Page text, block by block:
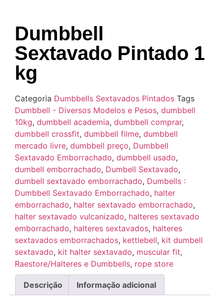
Dumbbell
Sextavado Pintado 1
kg
Categoria Dumbbells Sextavados Pintados Tags
Dumbbell - Diversos Modelos e Pesos, dumbbell
10kg, dumbbell academia, dumbbell comprar,
dumbbell crossfit, dumbbell filme, dumbbell
mercado livre, dumbbell preço, Dumbbell
Sextavado Emborrachado, dumbbell usado,
dumbell emborrachado, Dumbell Sextavado,
dumbell sextavado emborrachado, Dumbells :
Dumbbell Sextavado Emborrachado, halter
emborrachado, halter sextavado emborrachado,
halter sextavado vulcanizado, halteres sextavado
emborrachado, halteres sextavados, halteres
sextavados emborrachados, kettlebell, kit dumbell
sextavado, kit halter sextavado, muscular fit,
Raestore/Halteres e Dumbbells, rope store
Descrição Informação adicional